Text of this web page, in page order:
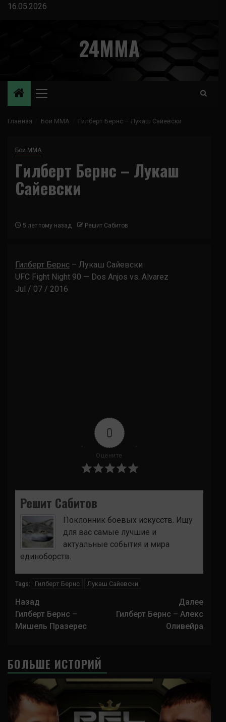
Перейти
16.05.2026
24MMA
Основное
Главная Бои ММА Гилберт Бернс – Лукаш Сайевски
Бои ММА
Гилберт Бернс – Лукаш
Сайевски
5 лет тому назад Решит Сабитов
Гилберт Бернс – Лукаш Сайевски
UFC Fight Night 90 — Dos Anjos vs. Alvarez
Jul / 07 / 2016
0
Оцените
Решит Сабитов
Поклонник боевых искусств. Ищу
для вас самые лучшие и
актуальные события и мира
единоборств.
Tags: Гилберт Бернс Лукаш Сайевски
Навигация
записи
Назад
Гилберт Бернс –
Мишель Празерес
Далее
Гилберт Бернс – Алекс
Оливейра
БОЛЬШЕ ИСТОРИЙ